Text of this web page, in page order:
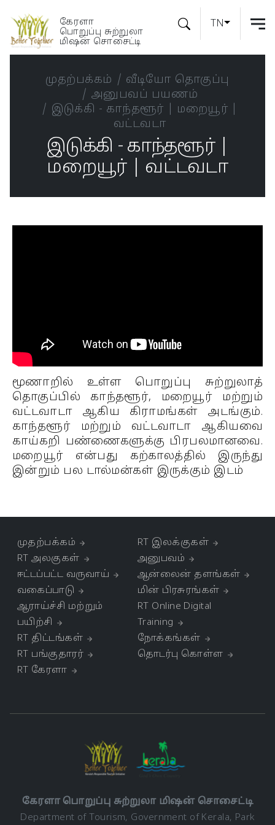
கேரளா
பொறுப்பு சுற்றுலா
மிஷன் சொசைட்டி
TN
முதற்பக்கம்
வீடியோ தொகுப்பு
அனுபவப் பயணம்
இடுக்கி - காந்தளூர் | மறையூர் |
வட்டவடா
இடுக்கி - காந்தளூர் |
மறையூர் | வட்டவடா
மூணாறில் உள்ள பொறுப்பு சுற்றுலாத்
தொகுப்பில் காந்தளூர், மறையூர் மற்றும்
வட்டவாடா ஆகிய கிராமங்கள் அடங்கும்.
காந்தளூர் மற்றும் வட்டவாடா ஆகியவை
காய்கறி பண்ணைகளுக்கு பிரபலமானவை.
மறையூர் என்பது கற்காலத்தில் இருந்து
இன்றும் பல டால்மன்கள் இருக்கும் இடம்
முதற்பக்கம்
RT அலகுகள்
ஈட்டப்பட்ட வருவாய்
வகைப்பாடு
RT இலக்குகள்
அனுபவம்
ஆன்லைன் தளங்கள்
மின் பிரசுரங்கள்
ஆராய்ச்சி மற்றும்
பயிற்சி
RT திட்டங்கள்
RT பங்குதாரர்
RT கேரளா
RT Online Digital
Training
நோக்கங்கள்
தொடர்பு கொள்ள
கேரளா பொறுப்பு சுற்றுலா மிஷன் சொசைட்டி
Department of Tourism, Government of Kerala, Park